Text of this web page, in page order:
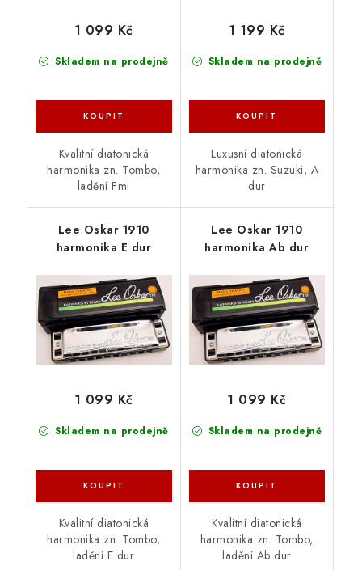
Skladem na prodejně
1 099 Kč
Kvalitní diatonická
harmonika zn. Tombo,
ladění Fmi
Skladem na prodejně
1 199 Kč
Luxusní diatonická
harmonika zn. Suzuki, A
dur
Lee Oskar 1910
harmonika E dur
Skladem na prodejně
1 099 Kč
Kvalitní diatonická
harmonika zn. Tombo,
ladění E dur
Lee Oskar 1910
harmonika Ab dur
Skladem na prodejně
1 099 Kč
Kvalitní diatonická
harmonika zn. Tombo,
ladění Ab dur